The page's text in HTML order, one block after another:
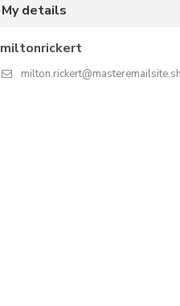
My details
miltonrickert